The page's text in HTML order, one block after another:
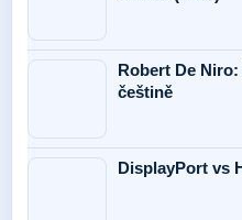
Robert De
češtině
DisplayPort vs